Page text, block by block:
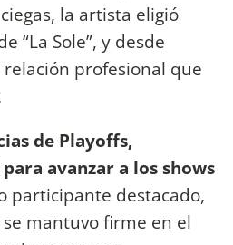
la artista eligió
“La Sole”, y desde
profesional que
de Playoffs,
avanzar a los shows
participante destacado,
mantuvo firme en el